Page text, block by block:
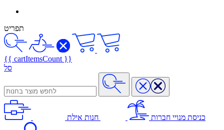
תפריט
{{ cartItemsCount }}
סל
כניסת מנויי חברות חנות אילת